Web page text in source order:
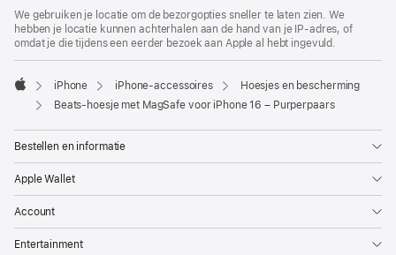
We gebruiken je locatie om de bezorgopties sneller te laten zien. We
hebben je locatie kunnen achterhalen aan de hand van je IP-adres, of
omdat je die tijdens een eerder bezoek aan Apple al hebt ingevuld.
Apple
iPhone iPhone-accessoires
Hoesjes en bescherming
Beats-hoesje met MagSafe voor iPhone 16 – Purperpaars
Bestellen en informatie
Apple Wallet
Account
Entertainment